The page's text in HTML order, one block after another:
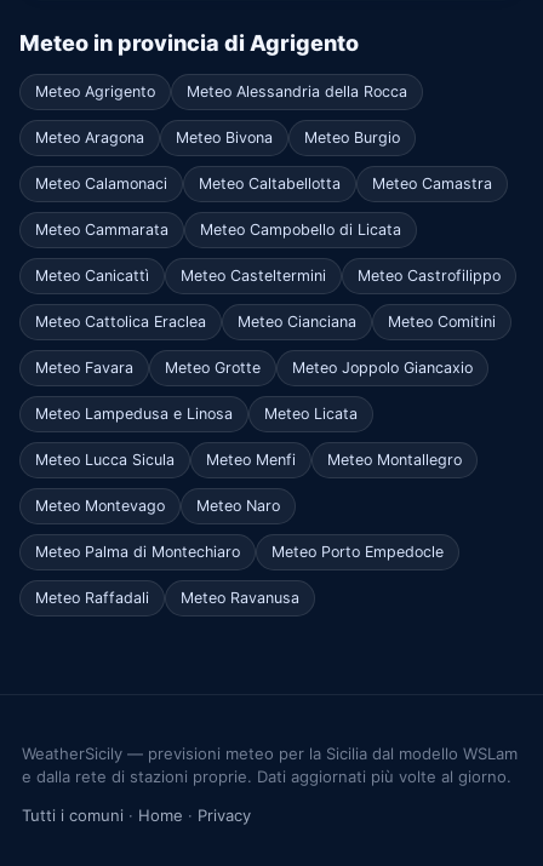
Meteo in provincia di Agrigento
Meteo Agrigento Meteo Alessandria della Rocca
Meteo Aragona Meteo Bivona Meteo Burgio
Meteo Calamonaci Meteo Caltabellotta Meteo Camastra
Meteo Cammarata Meteo Campobello di Licata
Meteo Canicattì Meteo Casteltermini Meteo Castrofilippo
Meteo Cattolica Eraclea Meteo Cianciana Meteo Comitini
Meteo Favara Meteo Grotte Meteo Joppolo Giancaxio
Meteo Lampedusa e Linosa Meteo Licata
Meteo Lucca Sicula Meteo Menfi Meteo Montallegro
Meteo Montevago Meteo Naro
Meteo Palma di Montechiaro Meteo Porto Empedocle
Meteo Raffadali Meteo Ravanusa
WeatherSicily — previsioni meteo per la Sicilia dal modello WSLam
e dalla rete di stazioni proprie. Dati aggiornati più volte al giorno.
Tutti i comuni · Home · Privacy